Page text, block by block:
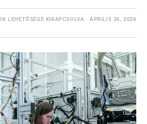
LEHETŐSÉGE KIKAPCSOLVA ÁPRILIS 26, 2024